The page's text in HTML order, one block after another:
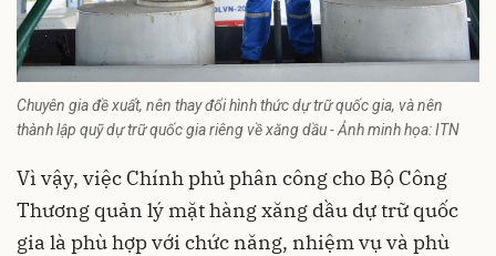
Chuyên gia đề xuất, nên thay đổi hình thức dự trữ quốc gia, và nên
thành lập quỹ dự trữ quốc gia riêng về xăng dầu - Ảnh minh họa: ITN
Vì vậy, việc Chính phủ phân công cho Bộ Công
Thương quản lý mặt hàng xăng dầu dự trữ quốc
gia là phù hợp với chức năng, nhiệm vụ và phù